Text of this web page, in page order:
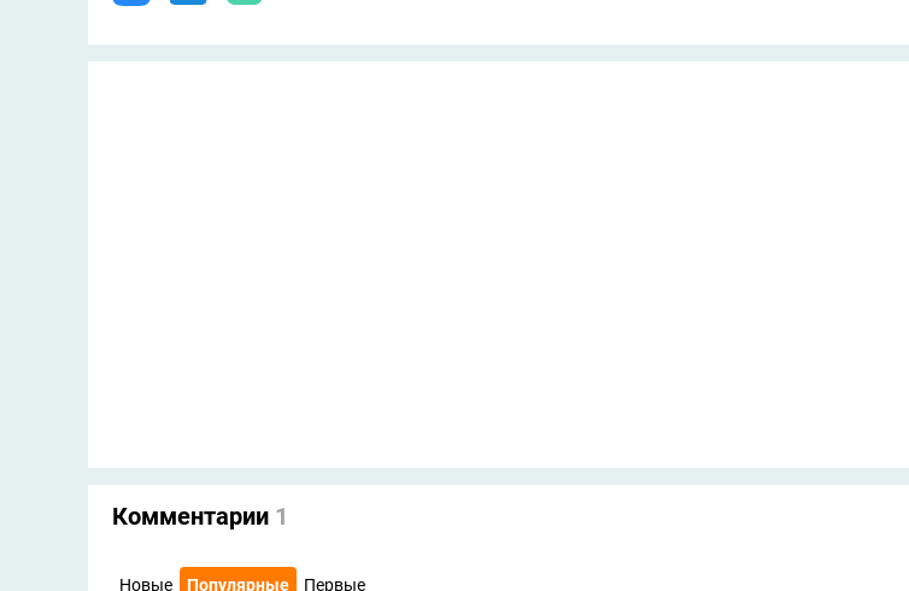
Комментарии 1
Новые Популярные Первые